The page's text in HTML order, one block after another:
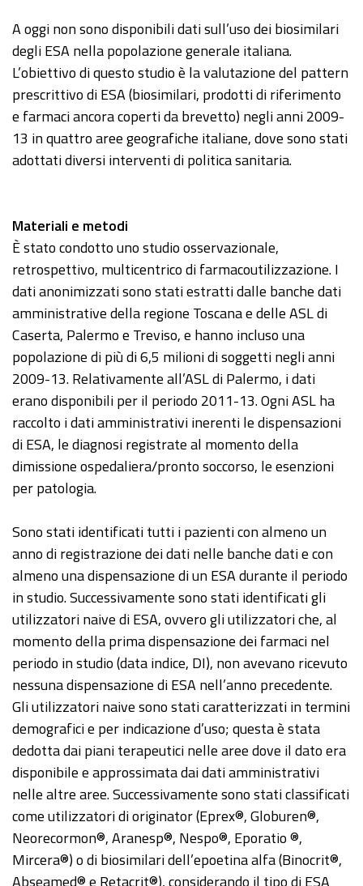
A oggi non sono disponibili dati sull’uso dei biosimilari
degli ESA nella popolazione generale italiana.
L’obiettivo di questo studio è la valutazione del pattern
prescrittivo di ESA (biosimilari, prodotti di riferimento
e farmaci ancora coperti da brevetto) negli anni 2009-
13 in quattro aree geografiche italiane, dove sono stati
adottati diversi interventi di politica sanitaria.
Materiali e metodi
È stato condotto uno studio osservazionale,
retrospettivo, multicentrico di farmacoutilizzazione. I
dati anonimizzati sono stati estratti dalle banche dati
amministrative della regione Toscana e delle ASL di
Caserta, Palermo e Treviso, e hanno incluso una
popolazione di più di 6,5 milioni di soggetti negli anni
2009-13. Relativamente all’ASL di Palermo, i dati
erano disponibili per il periodo 2011-13. Ogni ASL ha
raccolto i dati amministrativi inerenti le dispensazioni
di ESA, le diagnosi registrate al momento della
dimissione ospedaliera/pronto soccorso, le esenzioni
per patologia.
Sono stati identificati tutti i pazienti con almeno un
anno di registrazione dei dati nelle banche dati e con
almeno una dispensazione di un ESA durante il periodo
in studio. Successivamente sono stati identificati gli
utilizzatori naive di ESA, ovvero gli utilizzatori che, al
momento della prima dispensazione dei farmaci nel
periodo in studio (data indice, DI), non avevano ricevuto
nessuna dispensazione di ESA nell’anno precedente.
Gli utilizzatori naive sono stati caratterizzati in termini
demografici e per indicazione d’uso; questa è stata
dedotta dai piani terapeutici nelle aree dove il dato era
disponibile e approssimata dai dati amministrativi
nelle altre aree. Successivamente sono stati classificati
come utilizzatori di originator (Eprex®, Globuren®,
Neorecormon®, Aranesp®, Nespo®, Eporatio ®,
Mircera®) o di biosimilari dell’epoetina alfa (Binocrit®,